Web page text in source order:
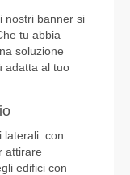
nostri banner si
tu abbia
soluzione
adatta al tuo
laterali: con
attirare
edifici con